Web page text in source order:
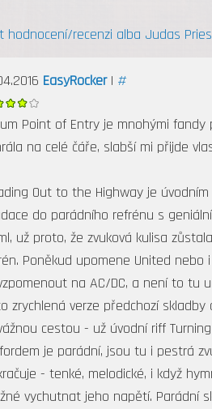
hodnocení/recenzi alba Judas
EasyRocker| #
Point of Entry je mnohými
na celé čáře, slabší mi přijde
Out to the Highway je
do parádního refrénu s
už proto, že zvuková kulisa
Poněkud upomene United nebo
na AC/DC, a není to tu
zrychlená verze předchozí
cestou - už úvodní riff
je parádní, jsou tu i pestrá
- tenké, melodické, i když
vychutnat jeho napětí. Parádní